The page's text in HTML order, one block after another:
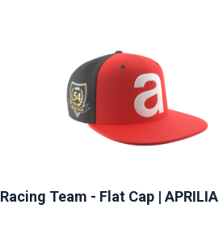
Racing Team - Flat Cap | APRILIA